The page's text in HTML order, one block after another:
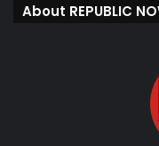
About REPUBLIC